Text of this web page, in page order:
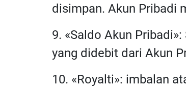
disimpan. Akun Pribadi
9. «Saldo Akun
yang didebit dari Akun
10. «Royalti»: imbalan